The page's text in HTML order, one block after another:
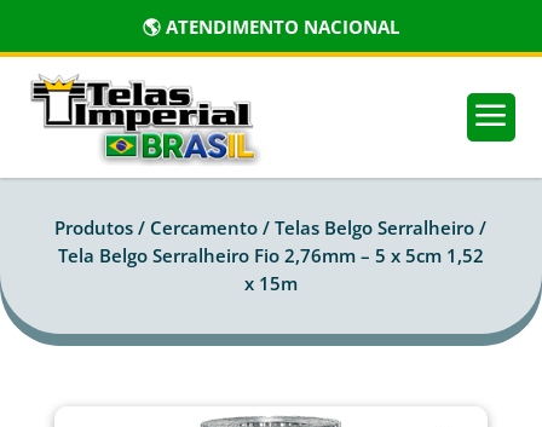
🌎 ATENDIMENTO NACIONAL
a
Produtos / Cercamento /Telas Belgo Serralheiro /
Tela Belgo Serralheiro Fio 2,76mm – 5 x 5cm 1,52
x 15m